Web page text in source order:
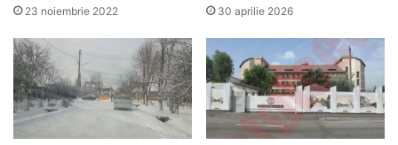
23 noiembrie 2022 30 aprilie 2026